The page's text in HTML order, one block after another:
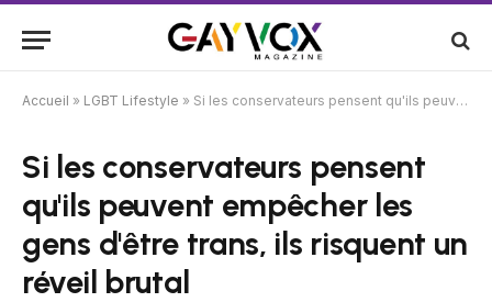
Accueil » LGBT Lifestyle » Si les conservateurs pensent qu'ils peuvent empêcher les gens d'être trans, ils risquent un réveil brutal
Si les conservateurs pensent
qu'ils peuvent empêcher les
gens d'être trans, ils risquent un
réveil brutal